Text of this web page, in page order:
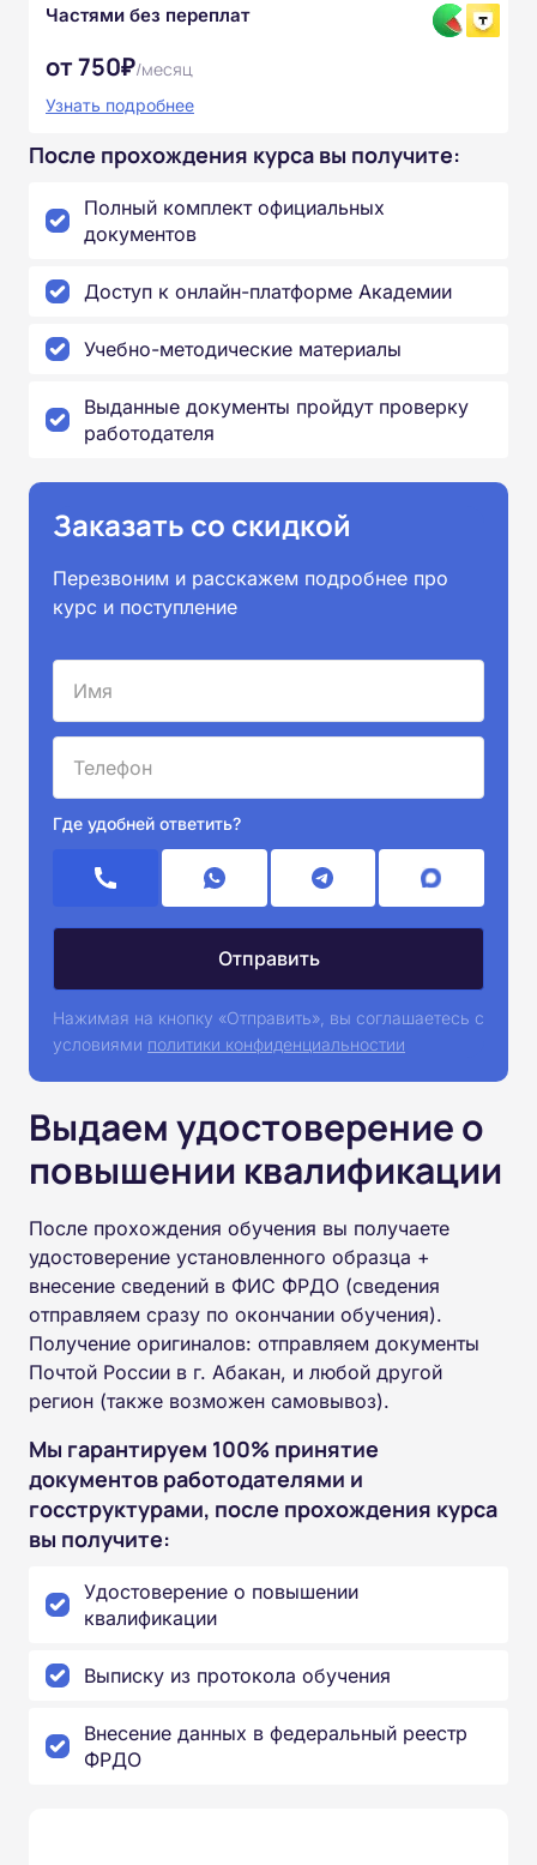
Частями без переплат
от 750₽/месяц
Узнать подробнее
После прохождения курса вы получите:
Полный комплект официальных
документов
Доступ к онлайн-платформе Академии
Учебно-методические материалы
Выданные документы пройдут проверку
работодателя
Заказать со скидкой
Перезвоним и расскажем подробнее про
курс и поступление
Где удобней ответить?
Нажимая на кнопку «Отправить», вы соглашаетесь с
условиями политики конфиденциальностии
Выдаем удостоверение о
повышении квалификации
После прохождения обучения вы получаете
удостоверение установленного образца +
внесение сведений в ФИС ФРДО (сведения
отправляем сразу по окончании обучения).
Получение оригиналов: отправляем документы
Почтой России в г. Абакан, и любой другой
регион (также возможен самовывоз).
Мы гарантируем 100% принятие
документов работодателями и
госструктурами, после прохождения курса
вы получите:
Удостоверение о повышении
квалификации
Выписку из протокола обучения
Внесение данных в федеральный реестр
ФРДО